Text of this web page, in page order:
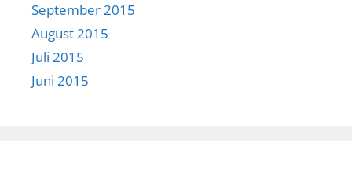
September 2015
August 2015
Juli 2015
Juni 2015